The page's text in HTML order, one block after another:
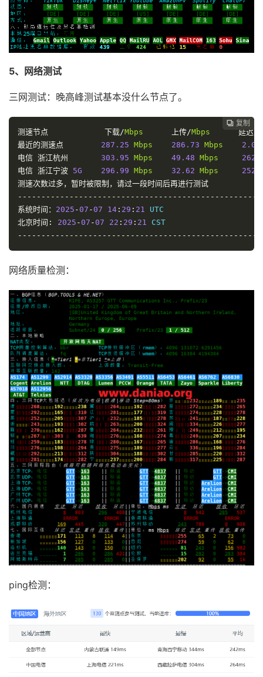
5、网络测试
三网测试：晚高峰测试基本没什么节点了。
 复制
 复制
 复制
 复制
 复制
 复制
 复制
 复制
 复制
 复制
测速节点
下载/Mbps 上传/Mbps 延迟/
最近的测速点
287.25 Mbps 286.73 Mbps 2.05
电信 浙江杭州 303.95 Mbps 49.48 Mbps
电信 浙江宁波 5G 296.99 Mbps 32.62 Mbps
测速次数过多，暂时被限制，请过一段时间后再进行测试
系统时间： 2025 -07 -07 14 : 29 : 21
北京时间:
2025 -07 -07 22 : 29 : 21
网络质量检测：
ping检测：